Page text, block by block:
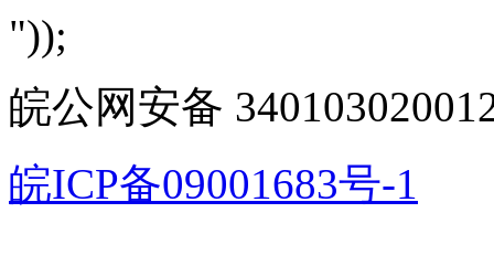
"));
皖公网安备
皖ICP备09001683号-1